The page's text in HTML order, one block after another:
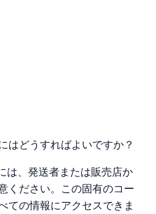
どうすればよいですか？
は、発送者または販売店か
ください。この固有のコー
ての情報にアクセスできま